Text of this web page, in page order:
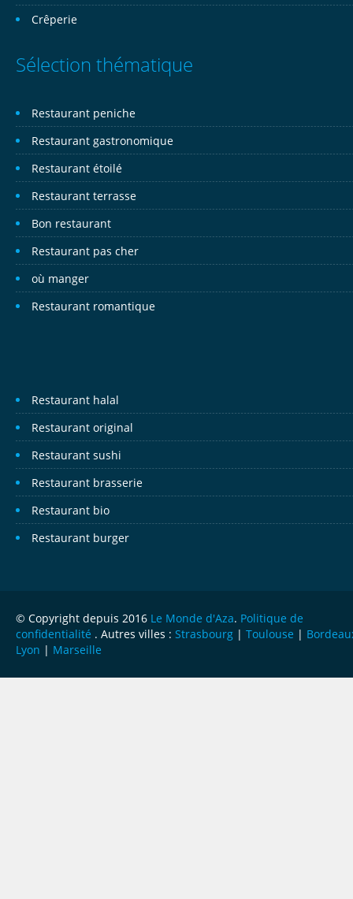
Crêperie
Sélection thématique
Restaurant peniche
Restaurant gastronomique
Restaurant étoilé
Restaurant terrasse
Bon restaurant
Restaurant pas cher
où manger
Restaurant romantique
Restaurant halal
Restaurant original
Restaurant sushi
Restaurant brasserie
Restaurant bio
Restaurant burger
© Copyright depuis 2016 Le Monde d'Aza. Politique de
confidentialité . Autres villes : Strasbourg | Toulouse |
Lyon | Marseille